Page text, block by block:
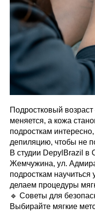
Подростковый
меняется, а кожа
подросткам
депиляцию, чтобы не
В студии DepylBrazil в
Жемчужина, ул.
подросткам научиться
делаем процедуры
🔹 Советы для
Выбирайте мягкие